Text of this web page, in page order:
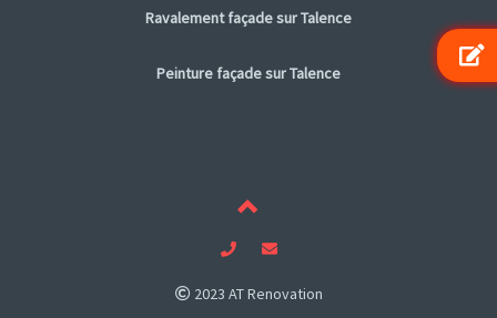
Ravalement façade sur Talence
Peinture façade sur Talence
2023 AT Renovation